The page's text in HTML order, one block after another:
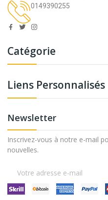
0149390255
Catégorie
Liens Personnalisés
Newsletter
Inscrivez-vous à notre e-mail
nouvelles.